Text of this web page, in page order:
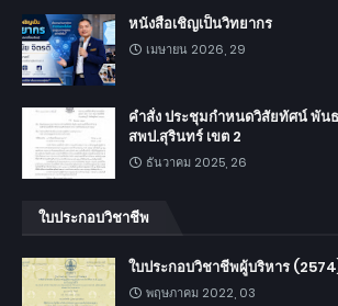
หนังสือเชิญเป็นวิทยากร
เมษายน 2026, 29
คำสั่ง ประชุมกำหนดวิสัยทัศน์ พัน
สพป.สุรินทร์ เขต 2
ธันวาคม 2025, 26
ใบประกอบวิชาชีพ
ใบประกอบวิชาชีพผู้บริหาร
พฤษภาคม 2022, 03